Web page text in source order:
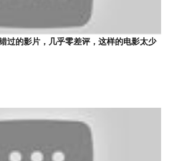
过的影片，几乎零差评，这样的电影太少